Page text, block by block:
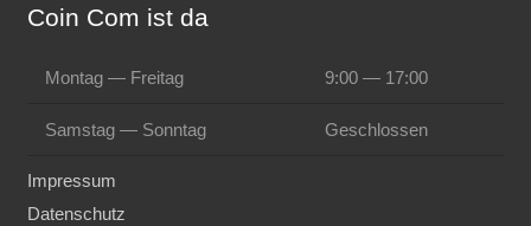
Coin Com ist da
Mon­tag — Freitag 9:00 — 17:00
Sams­tag — Sonntag Geschlos­sen
Impressum
Datenschutz